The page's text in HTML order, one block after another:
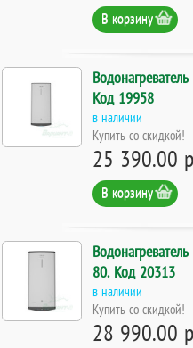
В корзину
Код 19958
в наличии
Купить со скидкой!
25 390.00
В корзину
80. Код 20313
в наличии
Купить со скидкой!
28 990.00